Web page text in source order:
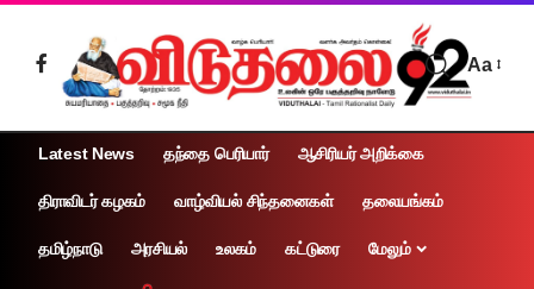
Aa
Latest News தந்தை பெரியார் ஆசிரியர் அறிக்கை
திராவிடர் கழகம் வாழ்வியல் சிந்தனைகள் தலையங்கம்
தமிழ்நாடு அரசியல் உலகம் கட்டுரை மேலும்